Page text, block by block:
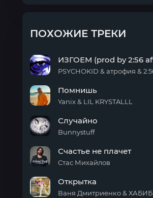
ПОХОЖИЕ ТРЕКИ
(prod
by
after
sunrising)
Помнишь
Yanix & LIL KRYSTALLL
Случайно
Bunnystuff
не
плачет
Счастье не плачет
Стас Михайлов
Открытка
Ваня Дмитриенко & ХАБИБ